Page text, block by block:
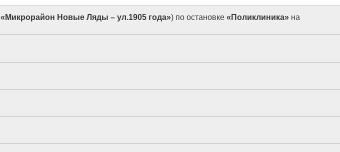
«Микрорайон Новые Ляды – ул.1905 года») по остановке «Поликлиника» на